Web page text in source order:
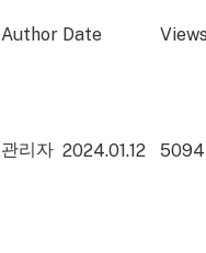
Author Date
관리자 2024.01.12 5094